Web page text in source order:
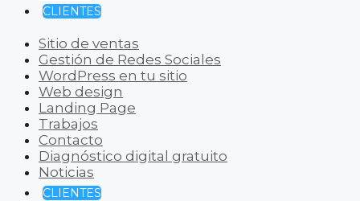
CLIENTES
Sitio de ventas
Gestión de Redes Sociales
WordPress en tu sitio
Web design
Landing Page
Trabajos
Contacto
Diagnóstico digital gratuito
Noticias
CLIENTES